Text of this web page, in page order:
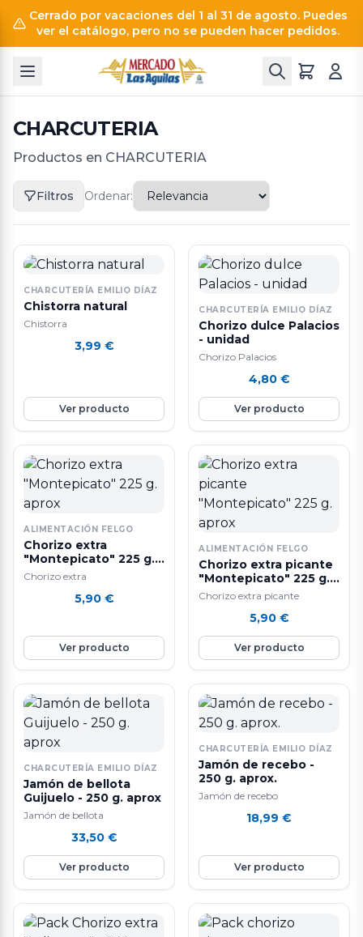
Cerrado por vacaciones del 1 al 31 de agosto. Puedes
ver el catálogo, pero no se pueden hacer pedidos.
CHARCUTERIA
Productos en CHARCUTERIA
Filtros Ordenar:
CHARCUTERÍA EMILIO DÍAZ
Chistorra natural
Chistorra
3,99 €
Ver producto
CHARCUTERÍA EMILIO DÍAZ
Chorizo dulce Palacios
- unidad
4,80 €
Ver producto
ALIMENTACIÓN FELGO
Chorizo extra
"Montepicato" 225 g.
aprox
Chorizo extra
5,90 €
Ver producto
ALIMENTACIÓN FELGO
Chorizo extra picante
"Montepicato" 225 g.
aprox
Chorizo extra picante
5,90 €
Ver producto
CHARCUTERÍA EMILIO DÍAZ
Jamón de bellota
Guijuelo - 250 g. aprox
Jamón de bellota
33,50 €
Ver producto
CHARCUTERÍA EMILIO DÍAZ
Jamón de recebo -
250 g. aprox.
Jamón de recebo
18,99 €
Ver producto